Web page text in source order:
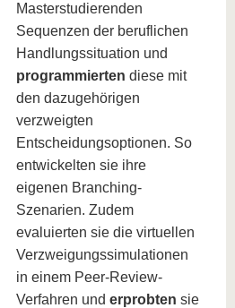
Masterstudierenden
Sequenzen der beruflichen
Handlungssituation und
programmierten diese mit
den dazugehörigen
verzweigten
Entscheidungsoptionen. So
entwickelten sie ihre
eigenen Branching-
Szenarien. Zudem
evaluierten sie die virtuellen
Verzweigungssimulationen
in einem Peer-Review-
Verfahren und erprobten sie